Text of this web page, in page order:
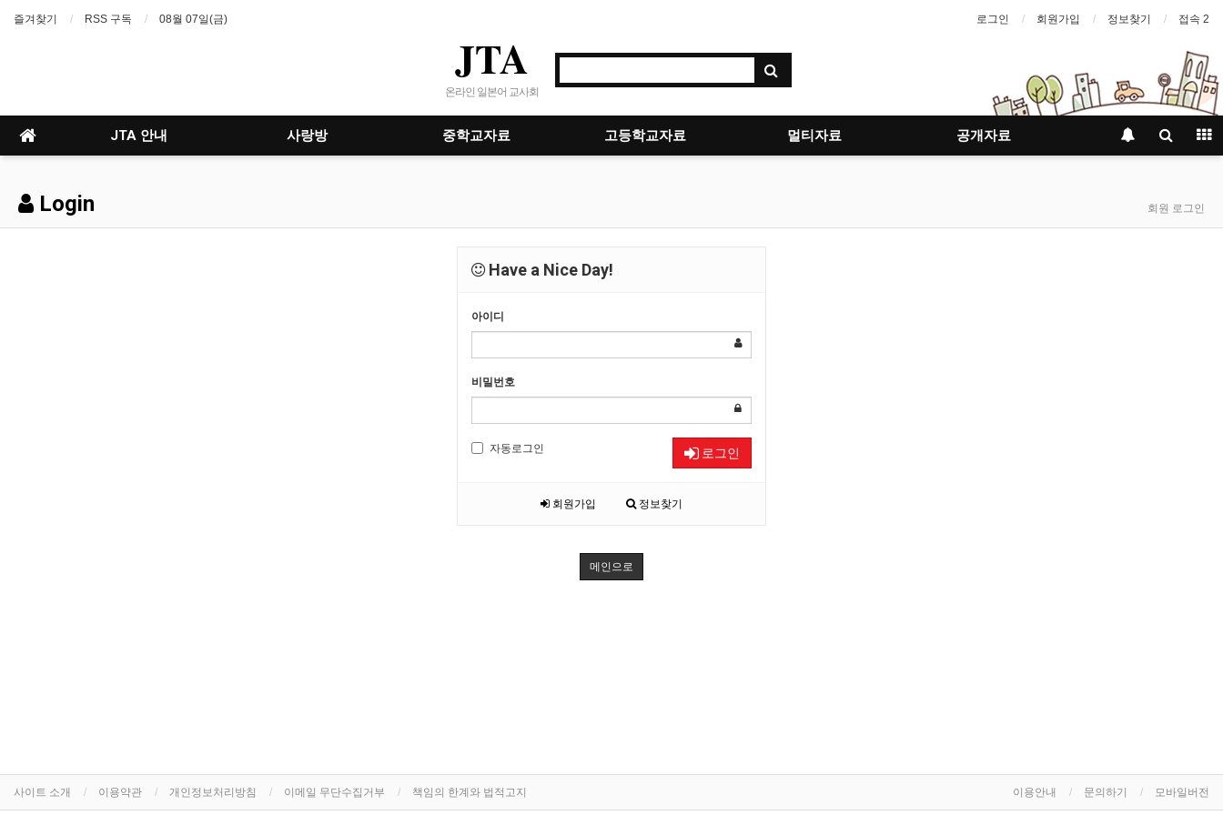
즐겨찾기 RSS 구독 08월 07일(금) 로그인 회원가입 정보찾기 접속 2
JTA
온라인 일본어 교사회
JTA 안내 사랑방 중학교자료 고등학교자료 멀티자료 공개자료
Login 회원 로그인
Have a Nice Day!
아이디
비밀번호
자동로그인 로그인
회원가입 정보찾기
메인으로
사이트 소개 이용약관 개인정보처리방침 이메일 무단수집거부 책임의 한계와 법적고지 이용안내 문의하기 모바일버전